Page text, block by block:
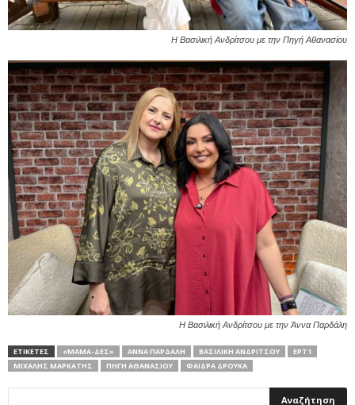
Η Βασιλική Ανδρίτσου με την Πηγή Αθανασίου
Η Βασιλική Ανδρίτσου με την Άννα Παρδάλη
ΕΤΙΚΕΤΕΣ «ΜΑΜΆ-ΔΕΣ» ΆΝΝΑ ΠΑΡΔΆΛΗ ΒΑΣΙΛΙΚΉ ΑΝΔΡΊΤΣΟΥ
ΕΡΤ1
ΜΙΧΆΛΗΣ ΜΑΡΚΆΤΗΣ
ΠΗΓΉ ΑΘΑΝΑΣΊΟΥ ΦΑΊΔΡΑ ΔΡΟΎΚΑ